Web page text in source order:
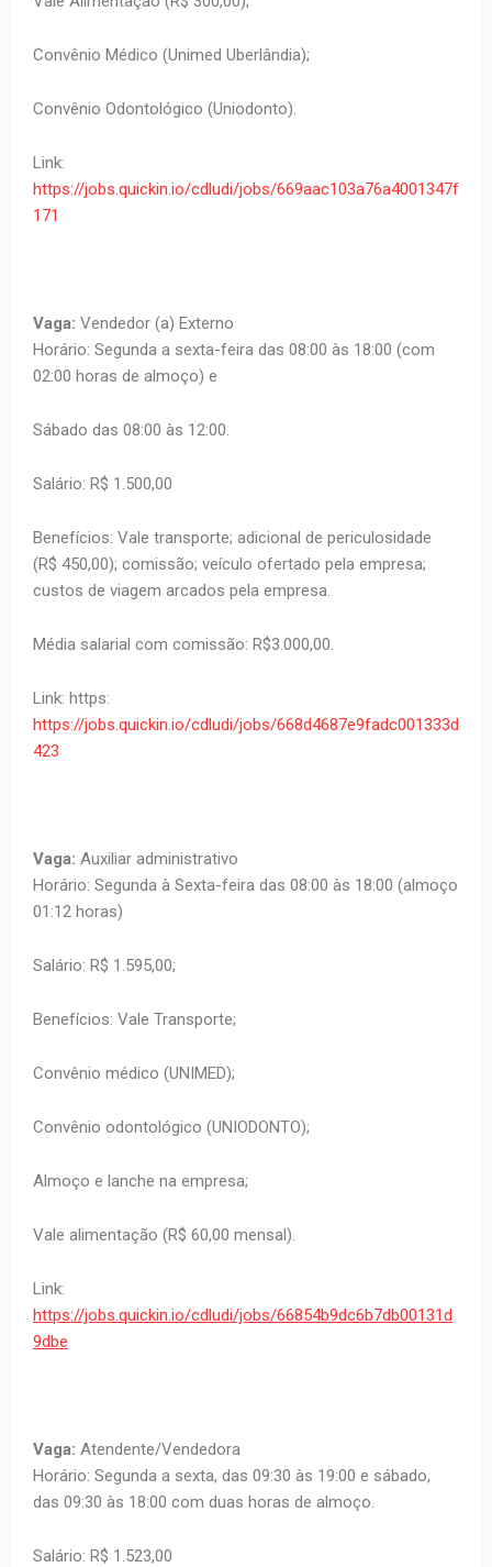
Convênio Médico (Unimed Uberlândia);
Convênio Odontológico (Uniodonto).
Link:
https://jobs.quickin.io/cdludi/jobs/669aac103a76a4001347f
171
Vaga: Vendedor (a) Externo
Horário: Segunda a sexta-feira das 08:00 às 18:00 (com
02:00 horas de almoço) e
Sábado das 08:00 às 12:00.
Salário: R$ 1.500,00
Benefícios: Vale transporte; adicional de periculosidade
(R$ 450,00); comissão; veículo ofertado pela empresa;
custos de viagem arcados pela empresa.
Média salarial com comissão: R$3.000,00.
Link: https:
https://jobs.quickin.io/cdludi/jobs/668d4687e9fadc001333d
423
Vaga: Auxiliar administrativo
Horário: Segunda à Sexta-feira das 08:00 às 18:00 (almoço
01:12 horas)
Salário: R$ 1.595,00;
Benefícios: Vale Transporte;
Convênio médico (UNIMED);
Convênio odontológico (UNIODONTO);
Almoço e lanche na empresa;
Vale alimentação (R$ 60,00 mensal).
Link:
https://jobs.quickin.io/cdludi/jobs/66854b9dc6b7db00131d
9dbe
Vaga: Atendente/Vendedora
Horário: Segunda a sexta, das 09:30 às 19:00 e sábado,
das 09:30 às 18:00 com duas horas de almoço.
Salário: R$ 1.523,00